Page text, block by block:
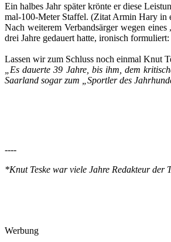
Ein halbes Jahr später krönte er diese
mal-100-Meter Staffel. (Zitat Armin Hary in
Nach weiterem Verbandsärger wegen
drei Jahre gedauert hatte, ironisch
Lassen wir zum Schluss noch einmal Knut
„Es dauerte 39 Jahre, bis ihm, dem
Saarland sogar zum „Sportler des
----
*Knut Teske war viele Jahre Redakteur der
Werbung